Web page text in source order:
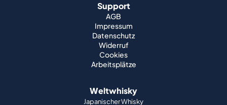
Support
AGB
Impressum
Datenschutz
Widerruf
Cookies
Arbeitsplätze
Weltwhisky
Japanischer Whisky